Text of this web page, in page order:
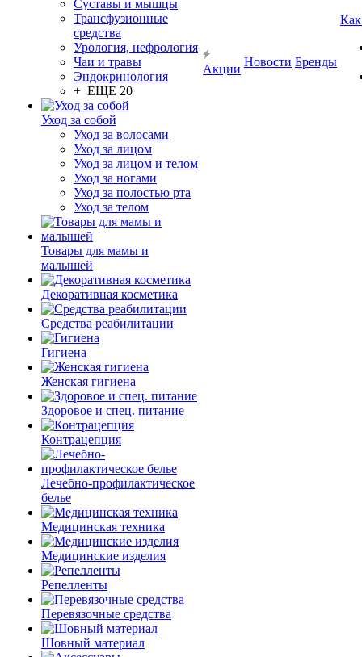
Суставы и мышцы
Трансфузионные
средства
Урология, нефрология
Чаи и травы
Эндокринология
+ ЕЩЕ 20
Уход за собой
Уход за волосами
Уход за лицом
Уход за лицом и телом
Уход за ногами
Уход за полостью рта
Уход за телом
Товары для мамы и
малышей
Декоративная косметика
Средства реабилитации
Гигиена
Женская гигиена
Здоровое и спец. питание
Контрацепция
Лечебно-профилактическое
белье
Медицинская техника
Медицинские изделия
Репелленты
Перевязочные средства
Шовный материал
Акции
Новости Бренды